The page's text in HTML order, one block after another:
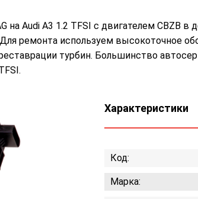
Audi A3 1.2 TFSI с двигателем CBZB в
ремонта используем высокоточное
турбин. Большинство
Характеристики
Код:
Марка: